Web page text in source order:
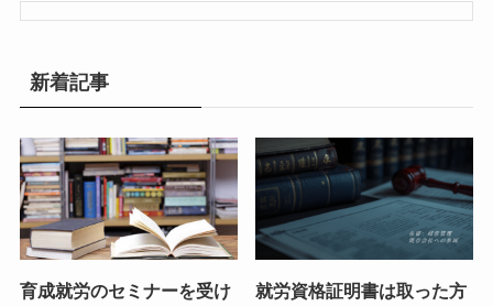
新着記事
育成就労のセミナーを受け
就労資格証明書は取った方